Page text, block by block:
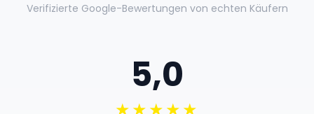
Verifizierte Google-Bewertungen von echten Käufern
5,0